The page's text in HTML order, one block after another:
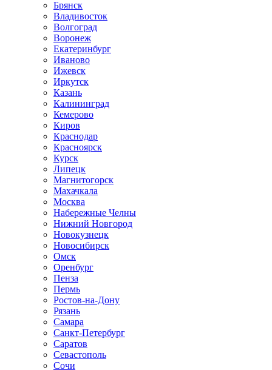
Брянск
Владивосток
Волгоград
Воронеж
Екатеринбург
Иваново
Ижевск
Иркутск
Казань
Калининград
Кемерово
Киров
Краснодар
Красноярск
Курск
Липецк
Магнитогорск
Махачкала
Москва
Набережные Челны
Нижний Новгород
Новокузнецк
Новосибирск
Омск
Оренбург
Пенза
Пермь
Ростов-на-Дону
Рязань
Самара
Санкт-Петербург
Саратов
Севастополь
Сочи